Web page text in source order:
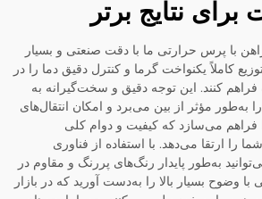
نتایج برتر
با پرس حرارتی ما با دقت صنعتی و بسیار
کاملاً یکنواخت گرما و کنترل دقیق دما را در
کنند. این توجه دقیق و سخت‌گیرانه به
به‌طور مؤثر از بین می‌برد و امکان انتقال‌های
فراهم می‌سازد که کیفیت و دوام کلی
را ارتقا می‌دهد. با استفاده از فناوری
به‌طور پایدار رنگ‌های پررنگ و مقاوم در
وضوح بسیار بالا را به‌دست آورید که در بازار